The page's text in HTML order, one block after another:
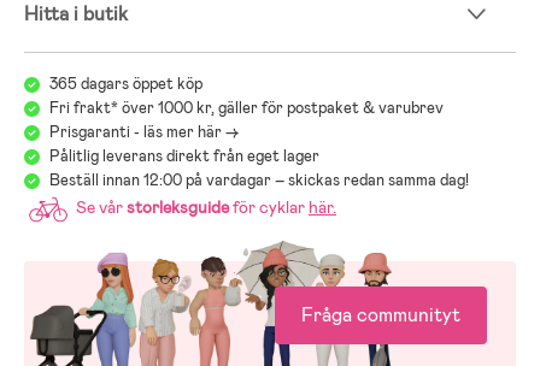
Hitta i butik
365 dagars öppet köp
Fri frakt* över 1000 kr, gäller för postpaket & varubrev
Prisgaranti - läs mer här ->
Pålitlig leverans direkt från eget lager
Beställ innan 12:00 på vardagar – skickas redan samma dag!
Se vårstorleksguideför cyklar här.
Fråga communityt